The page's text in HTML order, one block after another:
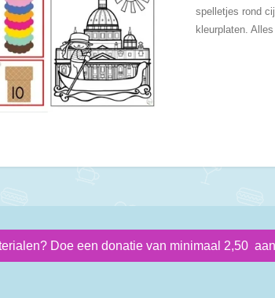
spelletjes rond
kleurplaten.
Doe een donatie van minimaal 2,50